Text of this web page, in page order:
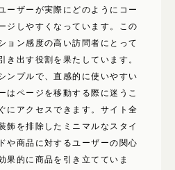
ーザーが実際にどのようにコー
ジしやすくなっています。この
ョン感度の高い訪問者にとって
き出す役割を果たしています。
ンプルで、直感的に使いやすい
はページを移動する際に迷うこ
にアクセスできます。サイト全
飾を排除したミニマルなスタイ
や商品に対するユーザーの関心
果的に商品を引き立てていま
文字が動く
メインビジュアルが印象的
ユーザー参加型